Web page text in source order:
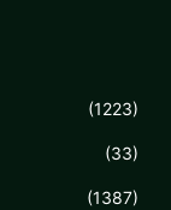
(1223)
(33)
(1387)